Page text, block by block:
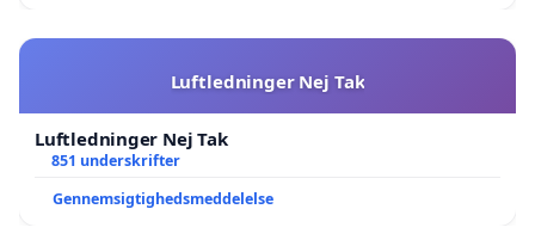
Luftledninger Nej Tak
Luftledninger Nej Tak
851 underskrifter
Gennemsigtighedsmeddelelse